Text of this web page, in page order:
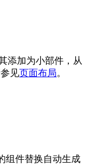
添加为小部件，从
见页面布局。
组件替换自动生成